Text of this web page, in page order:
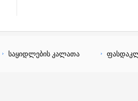
საყიდლების კალათა